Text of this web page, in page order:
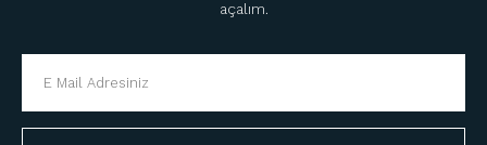
açalım.